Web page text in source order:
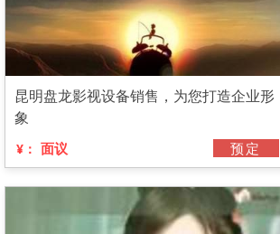
昆明盘龙影视设备销售，为您打造企业形
象
¥： 面议 预定